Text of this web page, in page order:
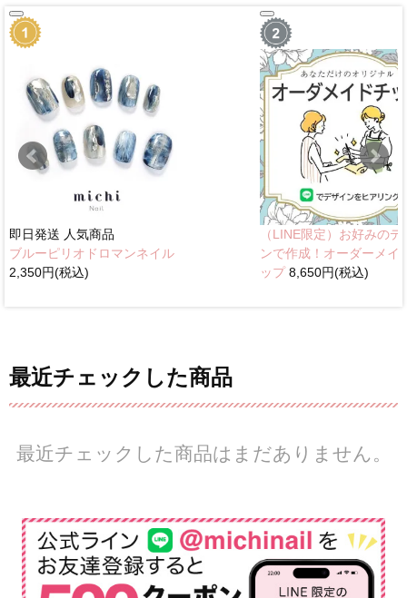
即日発送 人気商品
ブルーピリオドロマンネイル
2,350円(税込)
（LINE限定）お好みのデ
ンで作成！オーダーメイ
ップ8,650円(税込)
最近チェックした商品
最近チェックした商品はまだありません。